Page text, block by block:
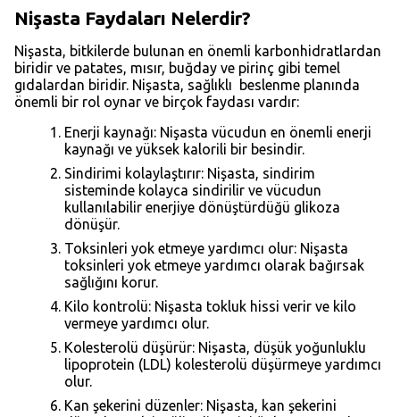
Nişasta Faydaları Nelerdir?
Nişasta, bitkilerde bulunan en önemli karbonhidratlardan
biridir ve patates, mısır, buğday ve pirinç gibi temel
gıdalardan biridir. Nişasta, sağlıklı beslenme planında
önemli bir rol oynar ve birçok faydası vardır:
Enerji kaynağı: Nişasta vücudun en önemli enerji
kaynağı ve yüksek kalorili bir besindir.
Sindirimi kolaylaştırır: Nişasta, sindirim
sisteminde kolayca sindirilir ve vücudun
kullanılabilir enerjiye dönüştürdüğü glikoza
dönüşür.
Toksinleri yok etmeye yardımcı olur: Nişasta
toksinleri yok etmeye yardımcı olarak bağırsak
sağlığını korur.
Kilo kontrolü: Nişasta tokluk hissi verir ve kilo
vermeye yardımcı olur.
Kolesterolü düşürür: Nişasta, düşük yoğunluklu
lipoprotein (LDL) kolesterolü düşürmeye yardımcı
olur.
Kan şekerini düzenler: Nişasta, kan şekerini